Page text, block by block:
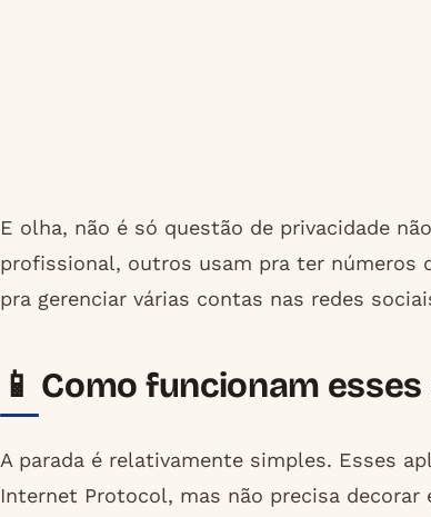
E olha, não é só questão de privacidade
profissional, outros usam pra ter números
pra gerenciar várias contas nas redes
📱 Como funcionam
A parada é relativamente simples. Esses
Internet Protocol, mas não precisa decorar